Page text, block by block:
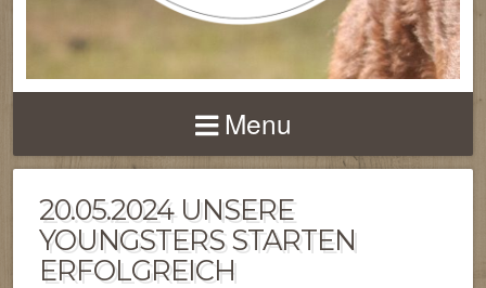
Menu
20.05.2024 UNSERE
YOUNGSTERS STARTEN
ERFOLGREICH